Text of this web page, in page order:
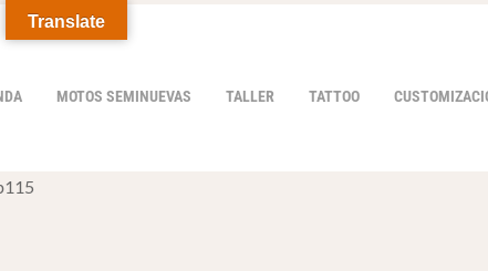
MOTOS SEMINUEVAS TALLER TATTOO
Translate